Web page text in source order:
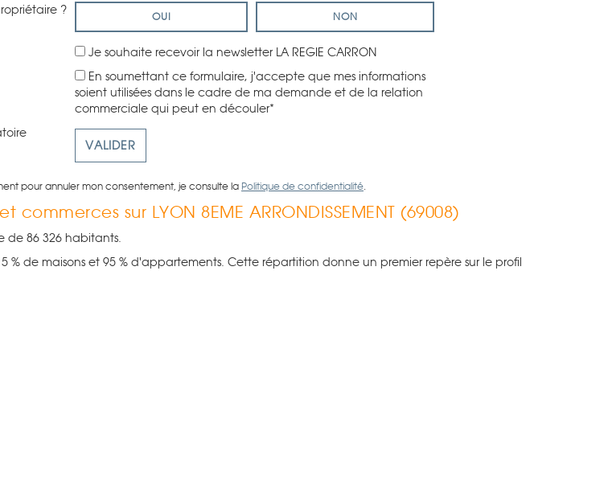
?
OUI NON
Je souhaite recevoir la newsletter LA REGIE CARRON
En soumettant ce formulaire, j'accepte que mes informations
soient utilisées dans le cadre de ma demande et de la relation
commerciale qui peut en découler*
pour annuler mon consentement, je consulte la Politique de confidentialité
commerces sur LYON 8EME ARRONDISSEMENT (69008)
de 86 326 habitants.
de maisons et 95 % d'appartements. Cette répartition donne un premier repère sur le profil